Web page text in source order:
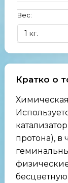
Вес:
Кратко о
протона), в